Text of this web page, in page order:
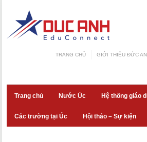
TRANG CHỦ GIỚI THIỆU ĐỨC
Trang chủ Nước Úc Hệ thống giáo
Các trường tại Úc Hội thảo – Sự kiện